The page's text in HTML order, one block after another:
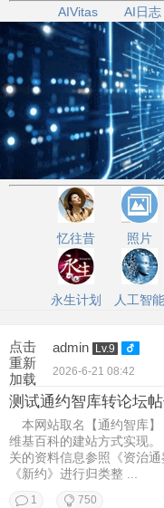
AIVitas AI日志
忆往昔 照片
永生计划 人工智能
点击
重新
加载
admin Lv.9
2026-6-21 08:42
测试通约智库转论坛
本网站取名【通约智库】
维基百科的建站方式实
关的资料信息参照《资治
《新约》进行归类整 ...
1 750